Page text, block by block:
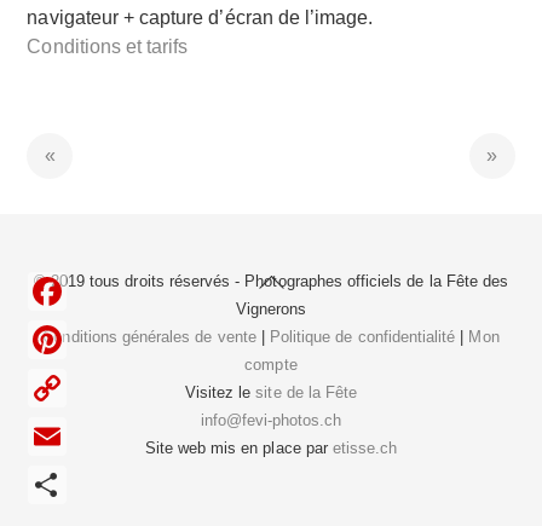
navigateur + capture d’écran de l’image.
Conditions et tarifs
Back
To
Top
© 2019 tous droits réservés - Photographes officiels de la Fête des
Vignerons
Conditions générales de vente| Politique de confidentialité
Mon
compte
Visitez lesite de la Fête
info@fevi-photos.ch
Site web mis en place par etisse.ch
F
c
e
b
C